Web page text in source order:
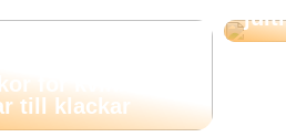
för kvinnor:
till klackar